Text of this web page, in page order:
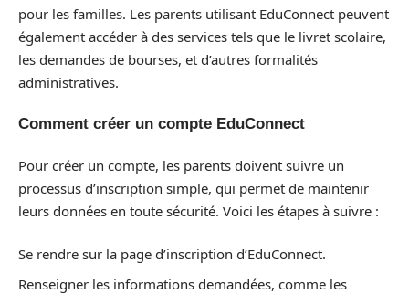
pour les familles. Les parents utilisant EduConnect peuvent
également accéder à des services tels que le livret scolaire,
les demandes de bourses, et d’autres formalités
administratives.
Comment créer un compte EduConnect
Pour créer un compte, les parents doivent suivre un
processus d’inscription simple, qui permet de maintenir
leurs données en toute sécurité. Voici les étapes à suivre :
Se rendre sur la page d’inscription d’EduConnect.
Renseigner les informations demandées, comme les